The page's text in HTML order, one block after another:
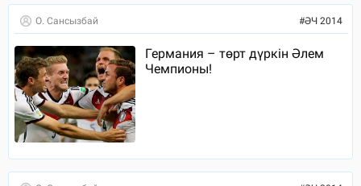
О. Сансызбай #ӘЧ 2014
Германия – төрт дүркін Әлем
Чемпионы!